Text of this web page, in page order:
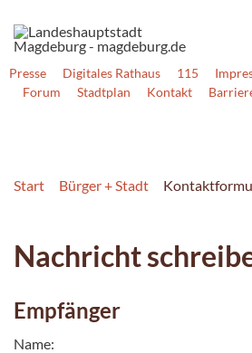
Presse Digitales Rathaus 115
Forum
Stadtplan Kontakt
Start Bürger + Stadt
Nachricht
Empfänger
Name: